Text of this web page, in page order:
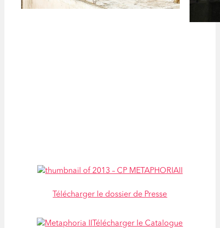
Télécharger le dossier de Presse
Télécharger le Catalogue